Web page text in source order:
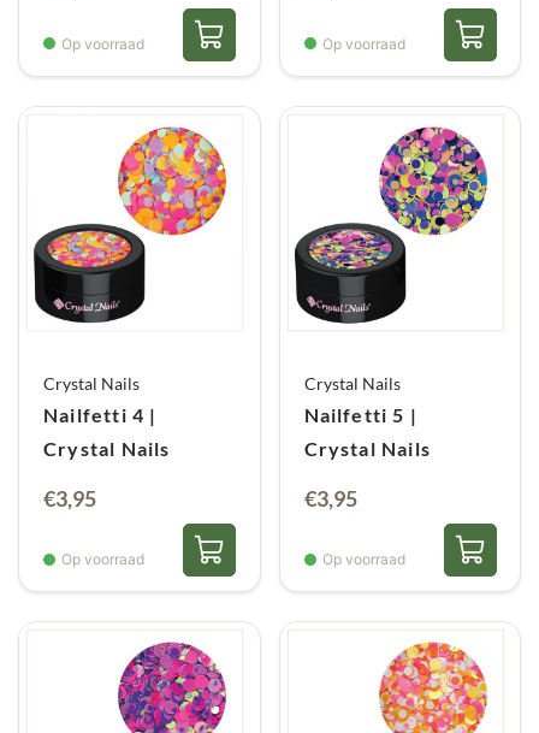
Op voorraad Op voorraad
Crystal Nails
Nailfetti 4 |
Crystal Nails
€3,95
Op voorraad
Crystal Nails
Nailfetti 5 |
Crystal Nails
€3,95
Op voorraad